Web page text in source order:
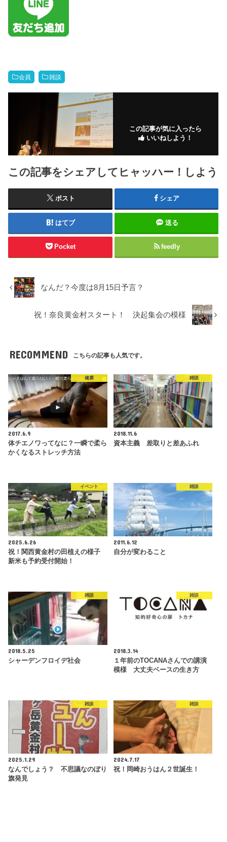
会員 雑談
この記事が気に入ったら
いいねしよう！
この記事をシェアしてヒャッハー！しよう
ポスト シェア
はてブ 送る
Pocket feedly
なんだ？今度は8月15日予言？
祝！奈良黄金村スタート！ 決起集会の模様
RECOMMEND こちらの記事も人気です。
健康
2017.6.9
体チエノワってなに？一瞬で柔ら
かくなるストレッチ方法
雑談
2018.11.6
資本主義 差取りと差あふれ
イベント
2025.6.26
祝！関西黄金村の田植えの様子
新米も予約受付開始！
雑談
2011.6.12
自分が変わること
雑談
2018.5.25
シャーデンフロイデ社会
雑談
2018.3.14
１年前のTOCANAさんでの講演
模様 大丈夫ベースの生き方
雑談
2025.1.29
なんでしょう？ 不思議なのぼり
旗発見
雑談
2024.7.17
祝！岡崎おうはん２世誕生！